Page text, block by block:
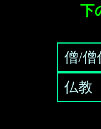
下
僧/僧
仏教